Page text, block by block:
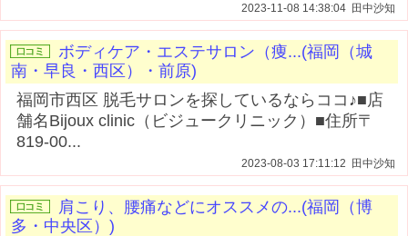
2023-11-08 14:38:04 田中沙知
ボディケア・エステサロン（痩...(福岡（城
南・早良・西区）・前原)
福岡市西区 脱毛サロンを探しているならココ♪■店
舗名Bijoux clinic（ビジュークリニック）■住所〒
819-00...
2023-08-03 17:11:12 田中沙知
肩こり、腰痛などにオススメの...(福岡（博
多・中央区）)